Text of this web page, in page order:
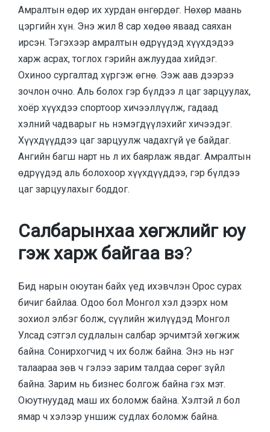
Амралтын өдөр их хурдан өнгөрдөг. Нөхөр маань
цэргийн хүн. Энэ жил 8 сар хөдөө яваад саяхан
ирсэн. Тэгэхээр амралтын өдрүүдэд хүүхдэдээ
харж асрах, тоглох гэрийн ажлуудаа хийдэг.
Охиноо сургалтад хүргэж өгнө. Ээж аав дээрээ
зочлон очно. Аль болох гэр бүлдээ л цаг зарцуулах,
хоёр хүүхдээ спортоор хичээллүүлж, гадаад
хэлний чадварыг нь нэмэгдүүлэхийг хичээдэг.
Хүүхдүүддээ цаг зарцуулж чадахгүй үе байдаг.
Ангийн багш нарт нь л их баярлаж явдаг. Амралтын
өдрүүдэд аль болохоор хүүхдүүддээ, гэр бүлдээ
цаг зарцуулахыг боддог.
Салбарынхаа хөгжлийг юу
гэж харж байгаа вэ?
Бид нарын оюутан байх үед ихэвчлэн Орос сурах
бичиг байлаа. Одоо бол Монгол хэл дээрх ном
зохиол элбэг болж, сүүлийн жилүүдэд Монгол
Улсад сэтгэл судлалын салбар эрчимтэй хөгжиж
байна. Сонирхогчид ч их болж байна. Энэ нь нэг
талаараа зөв ч гэлээ зарим талдаа сөрөг зүйл
байна. Зарим нь бизнес болгож байна гэх мэт.
Оюутнуудад маш их боломж байна. Хэлтэй л бол
ямар ч хэлээр уншиж судлах боломж байна.